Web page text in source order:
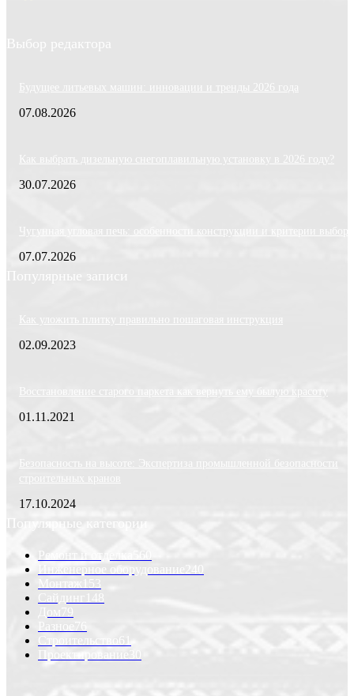
Выбор редактора
Будущее литьевых машин: инновации и тренды 2026 года
07.08.2026
Как выбрать дизельную снегоплавильную установку в 2026 году?
30.07.2026
Чугунная угловая печь: особенности конструкции и критерии выбора
07.07.2026
Популярные записи
Как уложить плитку правильно пошаговая инструкция
02.09.2023
Восстановление старого паркета как вернуть ему былую красоту
01.11.2021
Безопасность на высоте: Экспертиза промышленной безопасности
строительных кранов
17.10.2024
Популярные категории
Ремонт и отделка
Инженерное оборудование
240
Монтаж
153
Сайдинг
148
Дом 79
Разное 76
Строительство
Проектирование